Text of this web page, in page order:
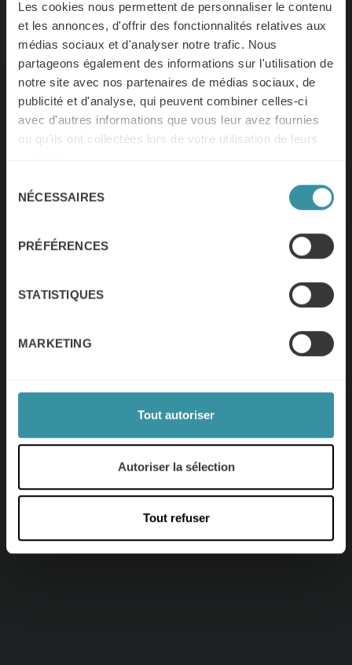
Les cookies nous permettent de personnaliser le contenu
et les annonces, d'offrir des fonctionnalités relatives aux
médias sociaux et d'analyser notre trafic. Nous
partageons également des informations sur l'utilisation de
notre site avec nos partenaires de médias sociaux, de
publicité et d'analyse, qui peuvent combiner celles-ci
avec d'autres informations que vous leur avez fournies
ou qu'ils ont collectées lors de votre utilisation de leurs
NÉCESSAIRES
PRÉFÉRENCES
STATISTIQUES
MARKETING
Tout autoriser
Autoriser la sélection
Tout refuser
À propos de nous
– Mercuri
International
International accompagnent vos
équipes vers l’excellence commerciale
pour vous permettre d’évoluer et de
Parlez à un expert Mercuri